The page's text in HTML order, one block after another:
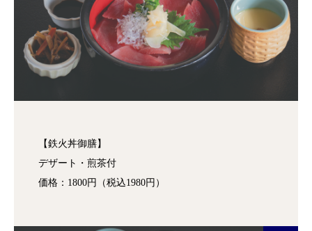
【鉄火丼御膳】
デザート・煎茶付
価格：1800円（税込1980円）